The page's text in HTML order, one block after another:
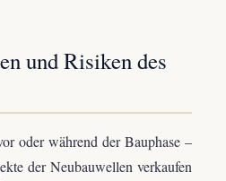
und Risiken des
oder während der Bauphase –
der Neubauwellen verkaufen